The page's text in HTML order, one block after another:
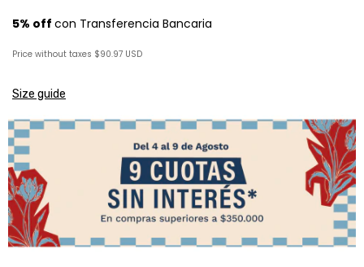
Price without taxes $90.97 USD
Size guide